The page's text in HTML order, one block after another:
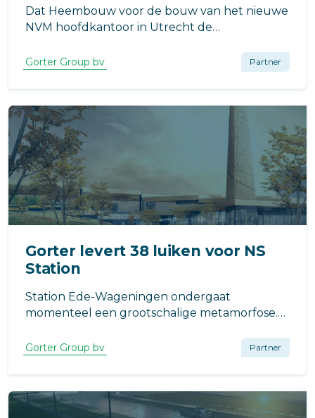
Dat Heembouw voor de bouw van het nieuwe
NVM hoofdkantoor in Utrecht de
vreemd. De ontwerpende bouwer focust in dit
Gorter Group bv Partner
Gorter levert 38 luiken voor NS
Station
Station Ede-Wageningen ondergaat
momenteel een grootschalige metamorfose.
EdesPoort (bestaande uit Van Hattum en
Blankevoort, VolkerRail en Van Wijnen
Arnhem) in vier fasen aan het dak van het
nieuwe station.
Gorter Group bv Partner